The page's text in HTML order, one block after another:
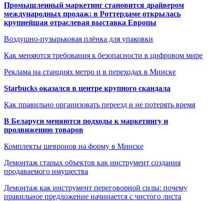
Промышленный маркетинг становится драйвером
международных продаж: в Роттердаме открылась
крупнейшая отраслевая выставка Европы
Воздушно-пузырьковая плёнка для упаковки
Как меняются требования к безопасности в цифровом мире
Реклама на станциях метро и в переходах в Минске
Starbucks оказался в центре крупного скандала
Как правильно организовать переезд и не потерять время
В Беларуси меняются подходы к маркетингу и
продвижению товаров
Комплекты шевронов на форму в Минске
Демонтаж старых объектов как инструмент создания
продаваемого имущества
Демонтаж как инструмент переговорной силы: почему
правильное предложение начинается с чистого листа